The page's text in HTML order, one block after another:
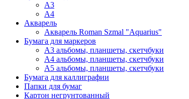
А3
А4
Акварель
Акварель Roman Szmal "Aquarius"
Бумага для маркеров
А3 альбомы, планшеты, скетчбуки
А4 альбомы, планшеты, скетчбуки
А5 альбомы, планшеты, скетчбуки
Бумага для каллиграфии
Папки для бумаг
Картон негрунтованный